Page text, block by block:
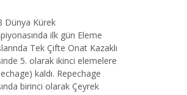
Dünya Kürek
ilk gün Eleme
Tek Çifte Onat Kazaklı
5. olarak ikinci elemelere
kaldı. Repechage
birinci olarak Çeyrek